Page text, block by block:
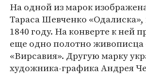
На одной из марок
Тараса Шевченко
1840 году. На конверте к ней
еще одно полотно
«Вирсавия». Другую марку
художника-графика Андрея